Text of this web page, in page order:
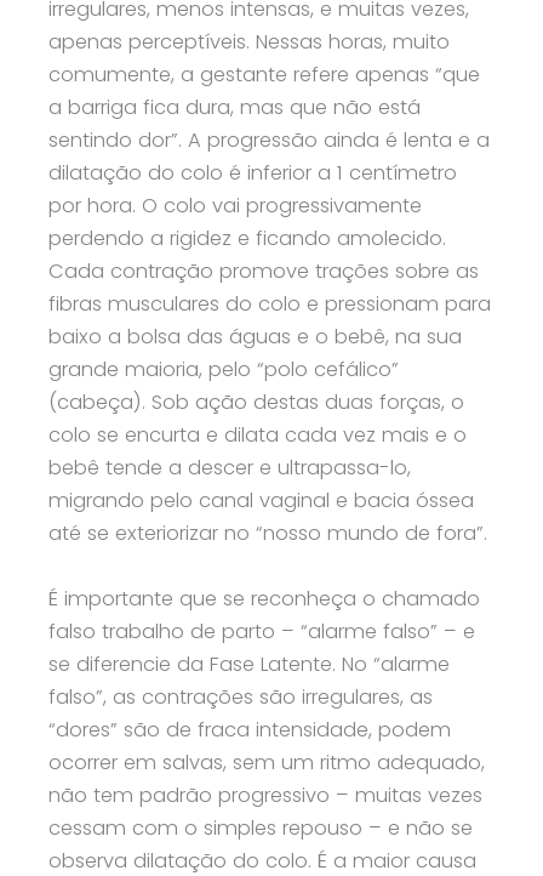
irregulares, menos intensas, e muitas vezes,
apenas perceptíveis. Nessas horas, muito
comumente, a gestante refere apenas “que
a barriga fica dura, mas que não está
sentindo dor”. A progressão ainda é lenta e a
dilatação do colo é inferior a 1 centímetro
por hora. O colo vai progressivamente
perdendo a rigidez e ficando amolecido.
Cada contração promove trações sobre as
fibras musculares do colo e pressionam para
baixo a bolsa das águas e o bebê, na sua
grande maioria, pelo “polo cefálico”
(cabeça). Sob ação destas duas forças, o
colo se encurta e dilata cada vez mais e o
bebê tende a descer e ultrapassa-lo,
migrando pelo canal vaginal e bacia óssea
até se exteriorizar no “nosso mundo de fora”.
É importante que se reconheça o chamado
falso trabalho de parto – “alarme falso” – e
se diferencie da Fase Latente. No “alarme
falso”, as contrações são irregulares, as
“dores” são de fraca intensidade, podem
ocorrer em salvas, sem um ritmo adequado,
não tem padrão progressivo – muitas vezes
cessam com o simples repouso – e não se
observa dilatação do colo. É a maior causa